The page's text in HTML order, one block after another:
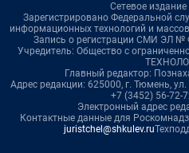
Сетевое
Зарегистрировано Федеральной
информационных технологий и
Запись о регистрации СМИ ЭЛ №
Учредитель: Общество с
Главный редактор:
Адрес редакции: 625000, г. Тюмень,
+7 (3452) 56-72-
Электронный адрес
Контактные данные для
juristchel@shkulev.ru